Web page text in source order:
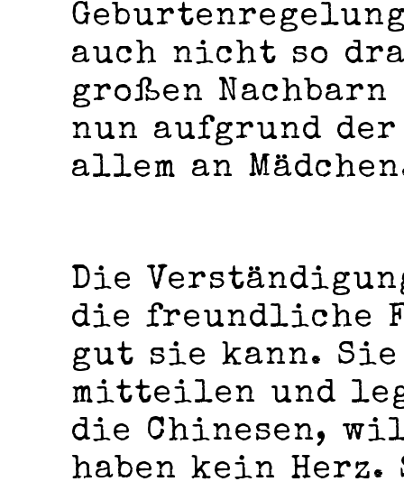
auch nicht so
großen
nun aufgrund
allem an
Die
die freundliche
gut sie kann.
mitteilen und
die Chinesen,
haben kein